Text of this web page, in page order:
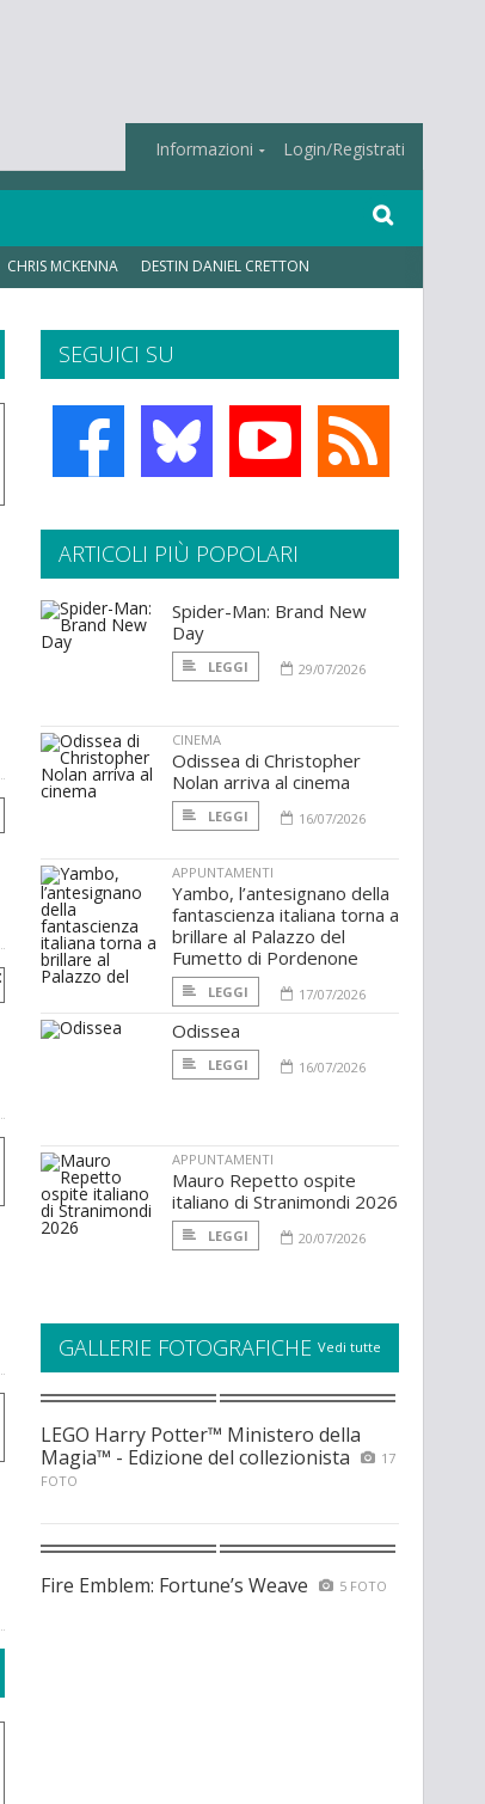
Informazioni Login/Registrati
CHRIS MCKENNA DESTIN DANIEL CRETTON
SEGUICI SU
ARTICOLI PIÙ POPOLARI
Spider-Man: Brand New
Day
LEGGI 29/07/2026
CINEMA
Odissea di Christopher
Nolan arriva al cinema
LEGGI 16/07/2026
APPUNTAMENTI
Yambo, l’antesignano della
fantascienza italiana torna a
brillare al Palazzo del
Fumetto di Pordenone
LEGGI 17/07/2026
Odissea
LEGGI 16/07/2026
APPUNTAMENTI
Mauro Repetto ospite
italiano di Stranimondi 2026
LEGGI 20/07/2026
GALLERIE FOTOGRAFICHE Vedi tutte
LEGO Harry Potter™ Ministero della
Magia™ - Edizione del collezionista
17
FOTO
Fire Emblem: Fortune’s Weave 5 FOTO